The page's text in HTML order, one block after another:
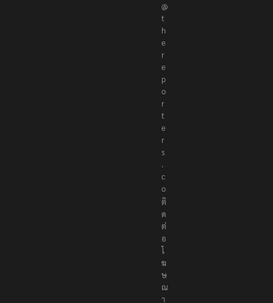
@
t
h
e
r
e
p
o
r
t
e
r
s
.
c
o
ติ
ด
ต่
อ
โ
ฆ
ษ
ณ
า